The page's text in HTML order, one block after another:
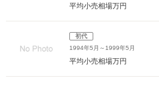
平均小売相場万円
初代
1994年5月～1999年5月
平均小売相場万円